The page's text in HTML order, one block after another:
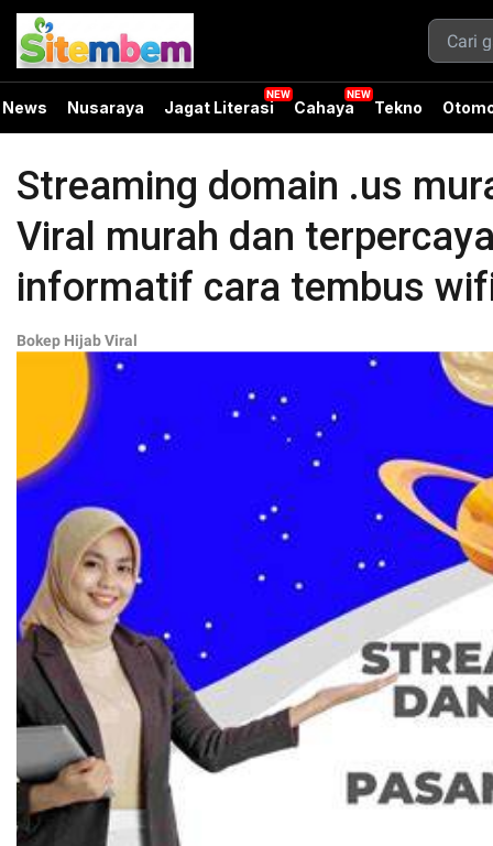
News Nusaraya Jagat Literasi Cahaya Tekno
Streaming domain .us
Viral murah dan
informatif cara tembus
Bokep Hijab Viral